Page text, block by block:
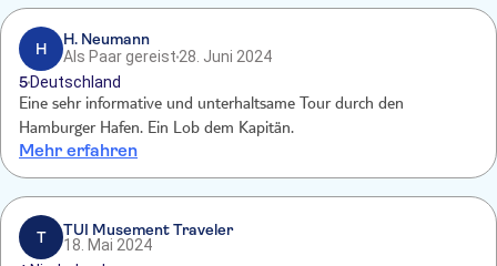
H
H. Neumann
Als Paar gereist 28. Juni 2024
5 Deutschland
Eine sehr informative und unterhaltsame Tour durch den
Hamburger Hafen. Ein Lob dem Kapitän.
Mehr erfahren
T
TUI Musement Traveler
18. Mai 2024